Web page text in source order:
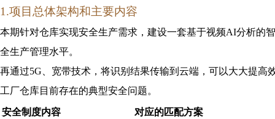
1.项目总体架构和主要内容
本期针对仓库实现安全生产需求，建设一套基于视频AI分析的
全生产管理水平。
再通过5G、宽带技术，将识别结果传输到云端，可以大大提高
工厂仓库目前存在的典型安全问题。
安全制度内容 对应的匹配方案